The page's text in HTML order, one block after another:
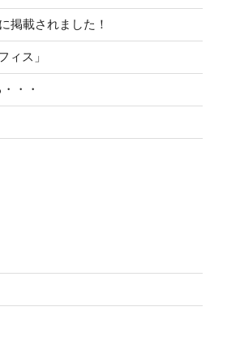
掲載されました！
ィス」
・・